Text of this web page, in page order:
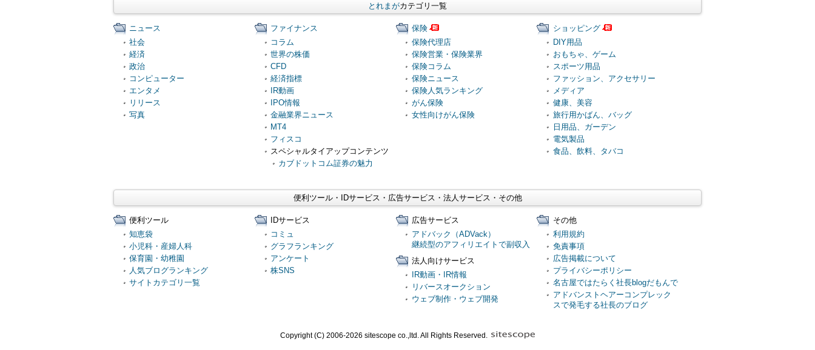
とれまがカテゴリ一覧
ニュース
社会
経済
政治
コンピューター
エンタメ
リリース
写真
ファイナンス
コラム
世界の株価
CFD
経済指標
IR動画
IPO情報
金融業界ニュース
MT4
フィスコ
スペシャルタイアップコンテンツ
カブドットコム証券の魅力
保険
保険代理店
保険営業・保険業界
保険コラム
保険ニュース
保険人気ランキング
がん保険
女性向けがん保険
ショッピング
DIY用品
おもちゃ、ゲーム
スポーツ用品
ファッション、アクセサリー
メディア
健康、美容
旅行用かばん、バッグ
日用品、ガーデン
電気製品
食品、飲料、タバコ
便利ツール・IDサービス・広告サービス・法人サービス・その他
便利ツール
知恵袋
小児科・産婦人科
保育園・幼稚園
人気ブログランキング
サイトカテゴリ一覧
IDサービス
コミュ
グラフランキング
アンケート
株SNS
広告サービス
アドバック（ADVack）
継続型のアフィリエイトで副収入
法人向けサービス
IR動画・IR情報
リバースオークション
ウェブ制作・ウェブ開発
その他
利用規約
免責事項
広告掲載について
プライバシーポリシー
名古屋ではたらく社長blogだもんで
アドバンストヘアーコンプレック
スで発毛する社長のブログ
Copyright (C) 2006-2026 sitescope co.,ltd. All Rights Reserved.